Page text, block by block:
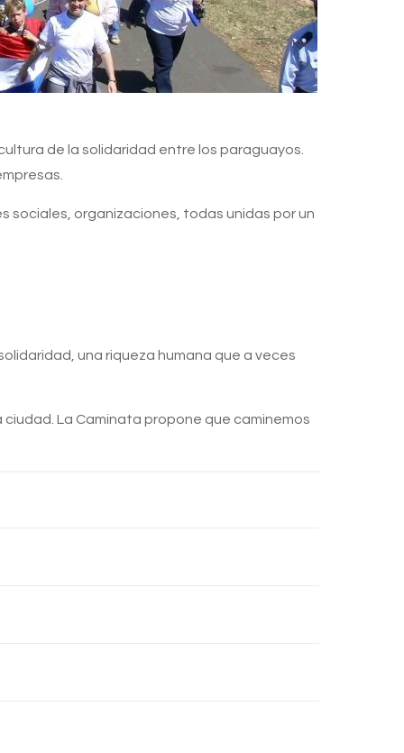
de la solidaridad entre los paraguayos.
sociales, organizaciones, todas unidas por un
una riqueza humana que a veces
La Caminata propone que caminemos